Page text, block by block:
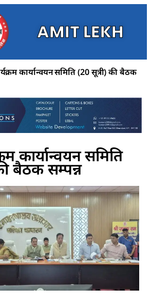
AMIT LEKH
कार्यान्वयन समिति (20 सूत्री) की बैठक
कार्यान्वयन समिति
बैठक सम्पन्न